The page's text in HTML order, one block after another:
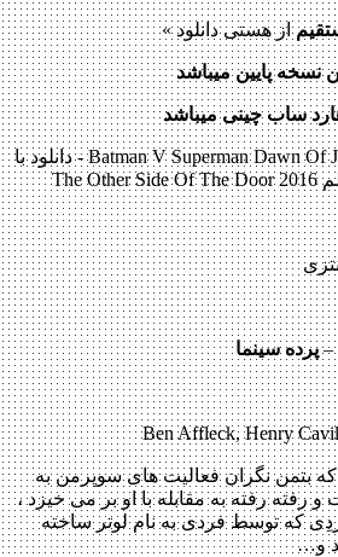
از هستی دانلود »
پایین میباشد
ساب چینی میباشد
پرده سینما
بتمن نگران فعالیت های سوپرمن به
رفته به مقابله با او بر می خیزد ،
که توسط فردی به نام لوتر ساخته
و…